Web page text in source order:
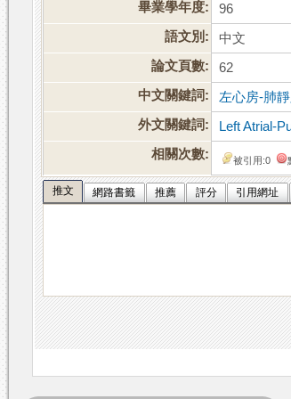
畢業學年度:
96
語文別:
中文
論文頁數:
62
中文關鍵詞:
左心房-肺
外文關鍵詞:
Left Atrial-
相關次數:
被引用:0
推文 網路書籤 推薦 評分 引用網址